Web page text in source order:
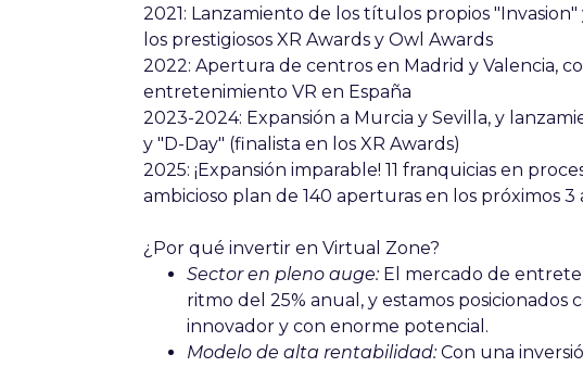
2021: Lanzamiento de los títulos propios
los prestigiosos XR Awards y Owl Awards
2022: Apertura de centros en Madrid y Valencia,
entretenimiento VR en España
2023-2024: Expansión a Murcia y Sevilla, y
y "D-Day" (finalista en los XR Awards)
2025: ¡Expansión imparable! 11 franquicias en
ambicioso plan de 140 aperturas en los próximos 3
¿Por qué invertir en Virtual Zone?
Sector en pleno auge:El mercado de
ritmo del 25% anual, y estamos posicionados
innovador y con enorme potencial.
Modelo de alta rentabilidad:Con una